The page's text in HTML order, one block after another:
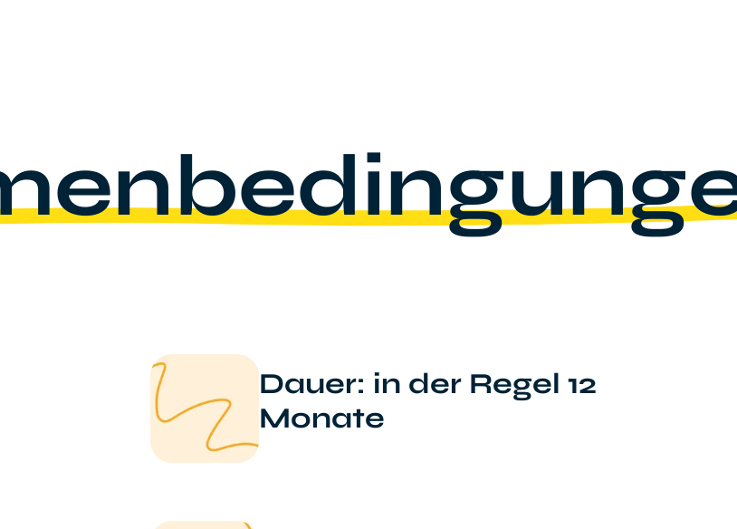
Dauer: in der Regel 12
Monate